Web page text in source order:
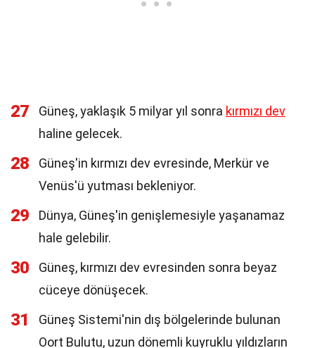
27 Güneş, yaklaşık 5 milyar yıl sonra kırmızı dev
haline gelecek.
28
Güneş'in kırmızı dev evresinde, Merkür ve
Venüs'ü yutması bekleniyor.
29
Dünya, Güneş'in genişlemesiyle yaşanamaz
hale gelebilir.
30
Güneş, kırmızı dev evresinden sonra beyaz
cüceye dönüşecek.
31
Güneş Sistemi'nin dış bölgelerinde bulunan
Oort Bulutu, uzun dönemli kuyruklu yıldızların